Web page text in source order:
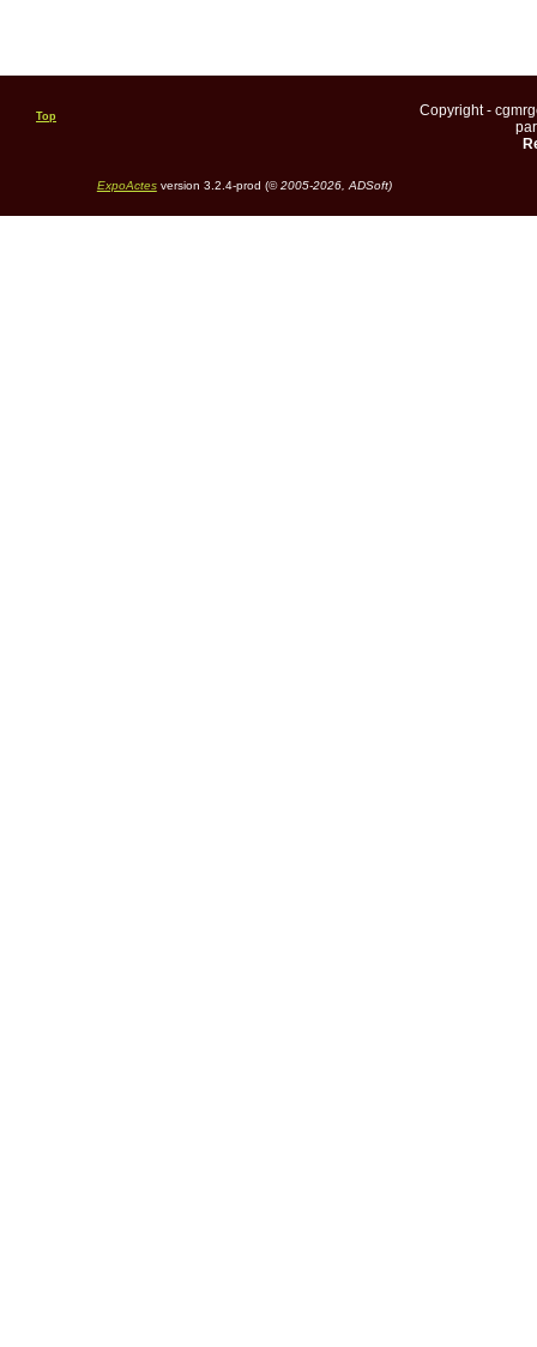
Top
Copyright -
ExpoActesversion 3.2.4-prod (©2005-2026, ADSoft)